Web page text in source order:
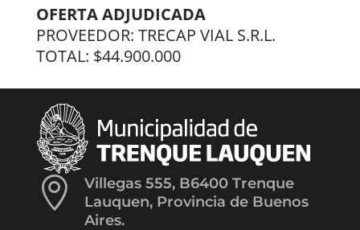
OFERTA ADJUDICADA
PROVEEDOR: TRECAP VIAL S.R.L.
TOTAL: $44.900.000

Villegas 555, B6400 Trenque
Lauquen, Provincia de Buenos
Aires.